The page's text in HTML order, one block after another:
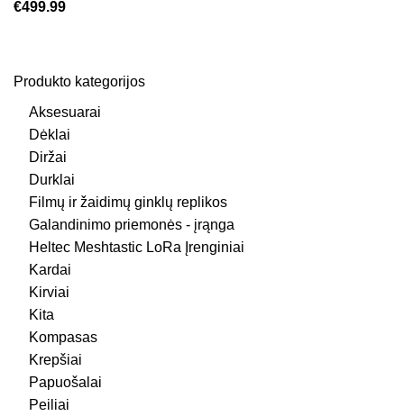
Produkto kategorijos
Aksesuarai
Dėklai
Diržai
Durklai
Filmų ir žaidimų ginklų replikos
Galandinimo priemonės - įrąnga
Heltec Meshtastic LoRa Įrenginiai
Kardai
Kirviai
Kita
Kompasas
Krepšiai
Papuošalai
Peiliai
€499.99